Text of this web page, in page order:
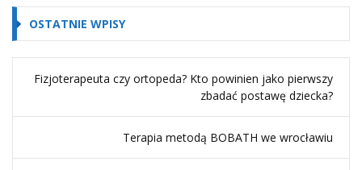
OSTATNIE WPISY
Fizjoterapeuta czy ortopeda? Kto powinien jako pierwszy
zbadać postawę dziecka?
Terapia metodą BOBATH we wrocławiu